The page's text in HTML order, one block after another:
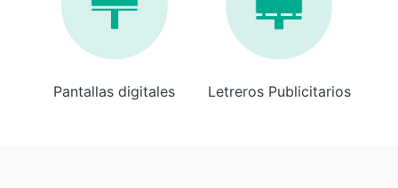
Pantallas digitales Letreros Publicitarios